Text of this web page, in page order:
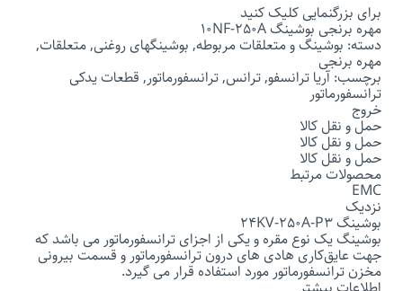
برای بزرگنمایی کلیک کنید
مهره برنجی بوشینگ 10NF-250A
دسته: بوشینگ و متعلقات مربوطه, بوشینگهای روغنی, متعلقات,
مهره برنجی
برچسب: آریا ترانسفو, ترانس, ترانسفورماتور, قطعات یدکی
ترانسفورماتور
خروج
حمل و نقل کالا
حمل و نقل کالا
حمل و نقل کالا
محصولات مرتبط
EMC
نزدیک
بوشینگ 24KV-250A-P3
بوشینگ یک نوع مقره و یکی از اجزای ترانسفورماتور می باشد که
جهت عایق‌کاری هادی ‌های درون ترانسفورماتور و قسمت بیرونی
مخزن ترانسفورماتور مورد استفاده قرار می گیرد.